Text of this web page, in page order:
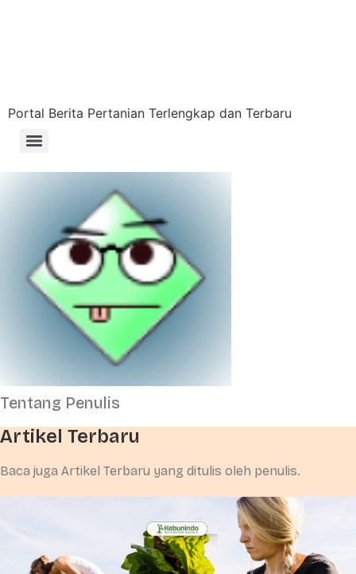
Portal Berita Pertanian Terlengkap dan Terbaru
Menu
Tentang Penulis
Artikel Terbaru
Baca juga Artikel Terbaru yang ditulis oleh penulis.